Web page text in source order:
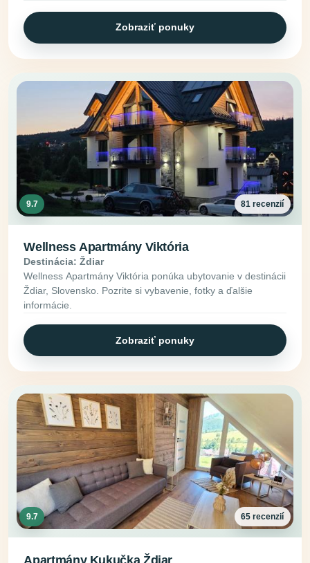
Zobraziť ponuky
9.7 81 recenzií
Wellness Apartmány Viktória
Destinácia: Ždiar
Wellness Apartmány Viktória ponúka ubytovanie v destinácii
Ždiar, Slovensko. Pozrite si vybavenie, fotky a ďalšie
informácie.
Zobraziť ponuky
9.7 65 recenzií
Apartmány Kukučka Ždiar